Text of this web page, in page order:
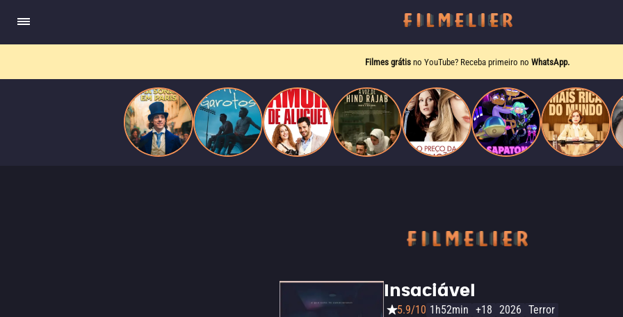
Filmes grátis no YouTube? Receba primeiro no WhatsApp.
Insaciável
5.9/10 1h52min +18 2026 Terror
Paris
meio a círculos aristocráticos e reais.